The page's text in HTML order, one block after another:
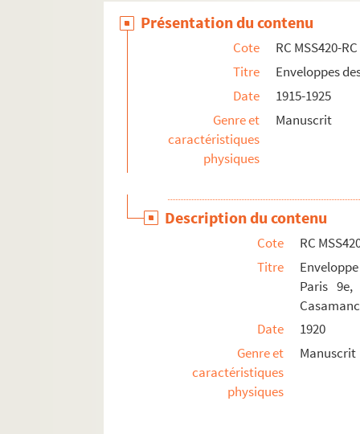
RC MSS536. Lettre, 16 janvier 1872
RC MSS537. Lettre à Arthur Arnould 12 mai
RC MSS539. Lettre à Arthur Arnould avec env.
RC MSS540. Lettre de Clément pour réclamer
RC MSS541. Lettre à Arthur Arnould, en exil, 22
RC MSS542. Lettre à Arthur Arnould, 7 sept.
RC MSS545. Lettre à Arthur Arnould, 31/7/1861
RC MSS546. Lettre à Arthur Arnould, 3/1/1889
RC MSS547. Lettre à Arthur Arnould
Présentation du contenu
Cote
RC MSS420-
Titre
Enveloppes
Date
1915-1925
Genre et
caractéristiques
physiques
Manuscrit
Description du contenu
Cote
RC
Titre
Paris
Date
1920
Genre et
caractéristiques
physiques
Manuscrit